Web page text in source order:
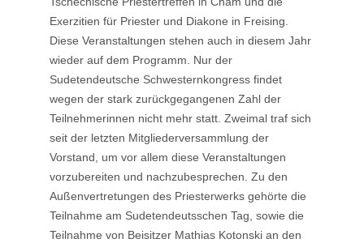
Exerzitien für Priester und Diakone in Freising.
Diese Veranstaltungen stehen auch in diesem Jahr
wieder auf dem Programm. Nur der
Sudetendeutsche Schwesternkongress findet
wegen der stark zurückgegangenen Zahl der
Teilnehmerinnen nicht mehr statt. Zweimal traf sich
seit der letzten Mitgliederversammlung der
Vorstand, um vor allem diese Veranstaltungen
vorzubereiten und nachzubesprechen. Zu den
Außenvertretungen des Priesterwerks gehörte die
Teilnahme am Sudetendeutsschen Tag, sowie die
Teilnahme von Beisitzer Mathias Kotonski an den